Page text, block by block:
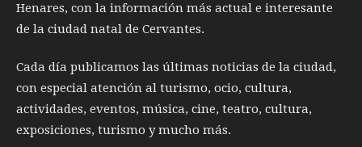
Henares, con la información más actual e interesante
de la ciudad natal de Cervantes.
Cada día publicamos las últimas noticias de la ciudad,
con especial atención al turismo, ocio, cultura,
actividades, eventos, música, cine, teatro, cultura,
exposiciones, turismo y mucho más.